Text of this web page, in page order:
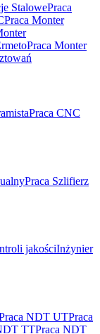
StalowePraca
Praca Monter
Praca Monter
Praca CNC
Praca Szlifierz
jakościInżynier
NDT UTPraca
TTPraca NDT